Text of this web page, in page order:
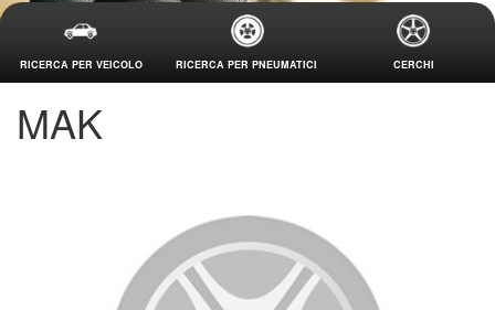
RICERCA PER VEICOLO RICERCA PER PNEUMATICI CERCHI
MAK